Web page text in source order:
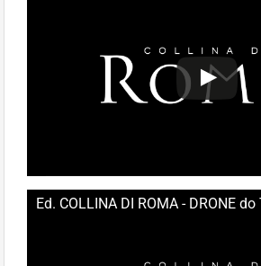
Ed. COLLINA DI ROMA - DRONE